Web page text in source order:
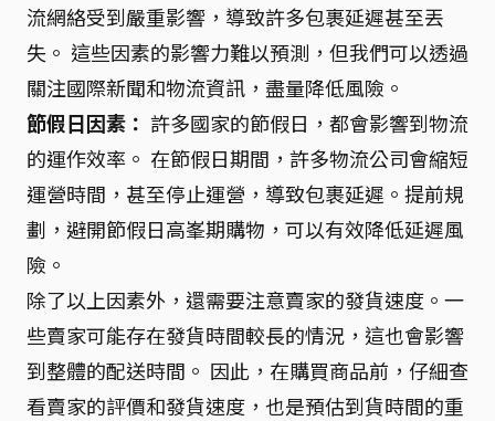
流網絡受到嚴重影響，導致許多包裹延遲甚至丟
失。 這些因素的影響力難以預測，但我們可以透過
關注國際新聞和物流資訊，盡量降低風險。
節假日因素： 許多國家的節假日，都會影響到物流
的運作效率。 在節假日期間，許多物流公司會縮短
運營時間，甚至停止運營，導致包裹延遲。提前規
劃，避開節假日高峯期購物，可以有效降低延遲風
險。
除了以上因素外，還需要注意賣家的發貨速度。一
些賣家可能存在發貨時間較長的情況，這也會影響
到整體的配送時間。 因此，在購買商品前，仔細查
看賣家的評價和發貨速度，也是預估到貨時間的重